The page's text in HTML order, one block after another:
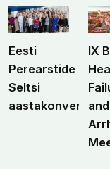
Eesti
Perearstide
Seltsi
aastakonverents
IX